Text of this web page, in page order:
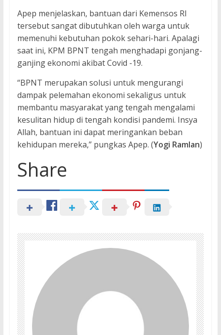
Apep menjelaskan, bantuan dari Kemensos RI
tersebut sangat dibutuhkan oleh warga untuk
memenuhi kebutuhan pokok sehari-hari. Apalagi
saat ini, KPM BPNT tengah menghadapi gonjang-
ganjing ekonomi akibat Covid -19.
“BPNT merupakan solusi untuk mengurangi
dampak pelemahan ekonomi sekaligus untuk
membantu masyarakat yang tengah mengalami
kesulitan hidup di tengah kondisi pandemi. Insya
Allah, bantuan ini dapat meringankan beban
kehidupan mereka,” pungkas Apep. (Yogi Ramlan)
Share